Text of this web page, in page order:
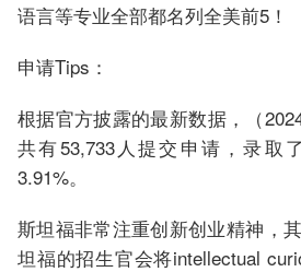
语言等专业全部都名列全美前5！
申请Tips：
根据官方披露的最新数据，（
共有53,733人提交申请，录取
3.91%。
斯坦福非常注重创新创业精神，
坦福的招生官会将intellectual